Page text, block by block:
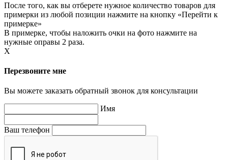
После того, как вы отберете нужное количество товаров для
примерки из любой позиции нажмите на кнопку «Перейти к
примерке»
В примерке, чтобы наложить очки на фото нажмите на
нужные оправы 2 раза.
X
Перезвоните мне
Вы можете заказать обратный звонок для консультации
Имя
Ваш телефон